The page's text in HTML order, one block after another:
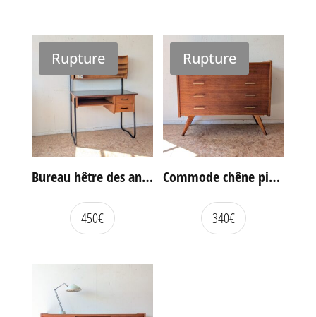
Rupture
Bureau hêtre des années 60
450€
Rupture
Commode chêne pieds compas vintage
340€